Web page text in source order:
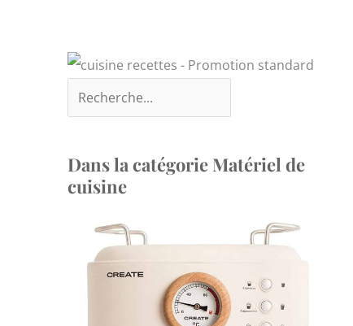
Dans la catégorie Matériel de
cuisine